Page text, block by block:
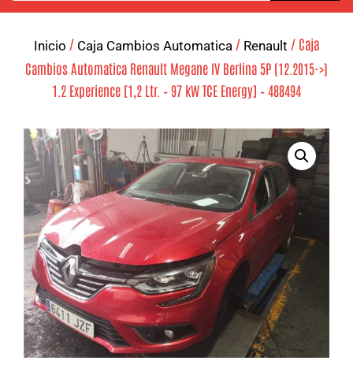
Inicio / Caja Cambios Automatica / Renault / Caja
Cambios Automatica Renault Megane IV Berlina 5P (12.2015->)
1.2 Experience [1,2 Ltr. – 97 kW TCE Energy] – 488494